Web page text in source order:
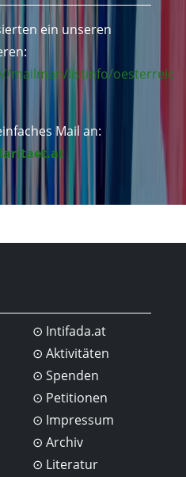
ein unseren
mailman/listinfo/oesterreic
Mail an:
Intifada.at
Aktivitäten
Spenden
Petitionen
Impressum
Archiv
Literatur